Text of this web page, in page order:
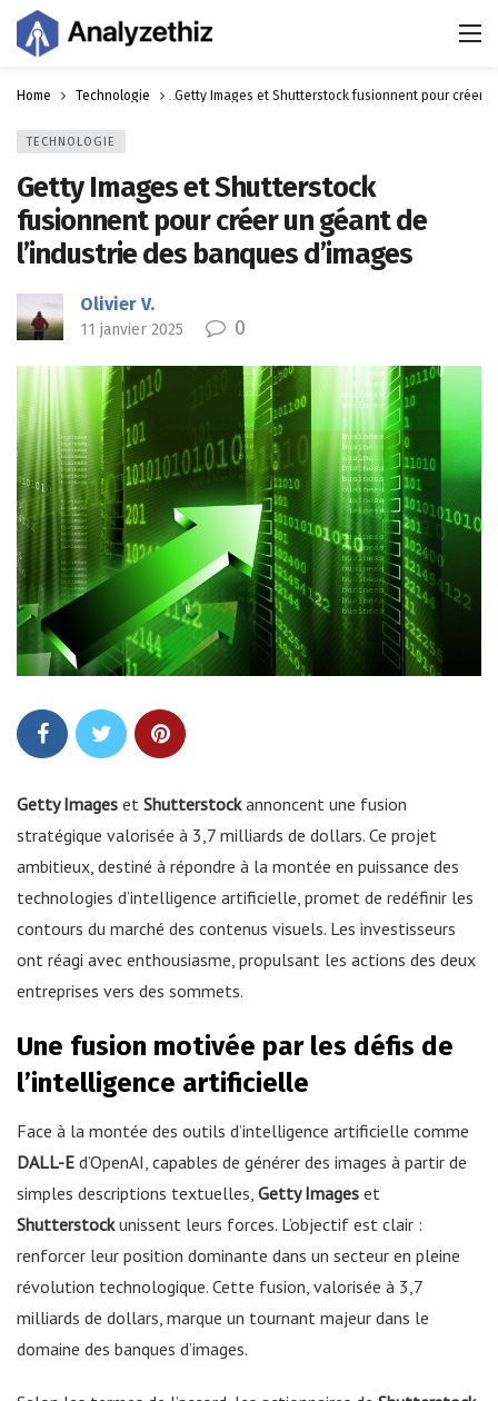
Home Technologie Getty Images et Shutterstock fusionnent pour créer
TECHNOLOGIE
Getty Images et Shutterstock
fusionnent pour créer un géant de
l’industrie des banques d’images
Olivier V.
11 janvier 2025 0
Getty Images et Shutterstockannoncent une fusion
stratégique valorisée à 3,7 milliards de dollars. Ce projet
ambitieux, destiné à répondre à la montée en puissance des
technologies d’intelligence artificielle, promet de redéfinir les
contours du marché des contenus visuels. Les investisseurs
ont réagi avec enthousiasme, propulsant les actions des deux
entreprises vers des sommets.
Une fusion motivée par les défis de
l’intelligence artificielle
Face à la montée des outils d’intelligence artificielle comme
DALL-E d’OpenAI, capables de générer des images à partir de
simples descriptions textuelles, Getty Images et
Shutterstockunissent leurs forces. L’objectif est clair :
renforcer leur position dominante dans un secteur en pleine
révolution technologique. Cette fusion, valorisée à 3,7
milliards de dollars, marque un tournant majeur dans le
domaine des banques d’images.